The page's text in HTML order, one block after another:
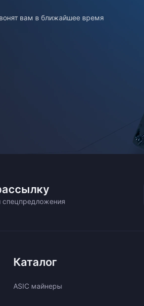
вам в ближайшее время
спецпредложения
Каталог
ASIC майнеры